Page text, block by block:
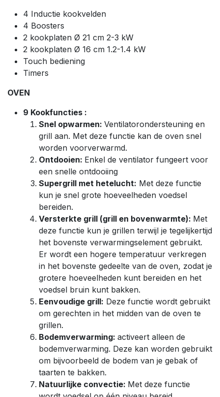
4 Inductie kookvelden
4 Boosters
2 kookplaten Ø 21 cm 2-3 kW
2 kookplaten Ø 16 cm 1.2-1.4 kW
Touch bediening
Timers
OVEN
9 Kookfuncties :
Snel opwarmen: Ventilatorondersteuning en
grill aan. Met deze functie kan de oven snel
worden voorverwarmd.
Ontdooien: Enkel de ventilator fungeert voor
een snelle ontdooiing
Supergrill met hetelucht: Met deze functie
kun je snel grote hoeveelheden voedsel
bereiden.
Versterkte grill (grill en bovenwarmte): Met
deze functie kun je grillen terwijl je tegelijkertijd
het bovenste verwarmingselement gebruikt.
Er wordt een hogere temperatuur verkregen
in het bovenste gedeelte van de oven, zodat je
grotere hoeveelheden kunt bereiden en het
voedsel bruin kunt bakken.
Eenvoudige grill: Deze functie wordt gebruikt
om gerechten in het midden van de oven te
grillen.
Bodemverwarming: activeert alleen de
bodemverwarming. Deze kan worden gebruikt
om bijvoorbeeld de bodem van je gebak of
taarten te bakken.
Natuurlijke convectie: Met deze functie